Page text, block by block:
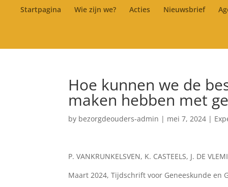
Startpagina Wie zijn we? Acties Nieuwsbrief
Hoe kunnen we de
maken hebben met
by bezorgdeouders-admin | mei 7, 2024 |
P. VANKRUNKELSVEN, K. CASTEELS, J. DE
Maart 2024, Tijdschrift voor Geneeskunde en